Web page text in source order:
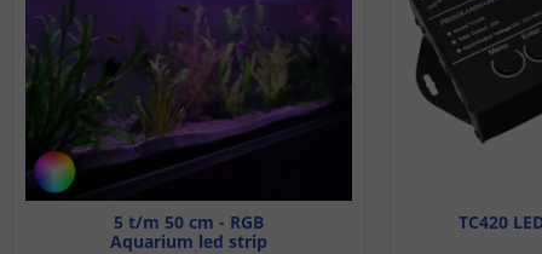
5 t/m 50 cm - RGB
Aquarium led strip
TC420